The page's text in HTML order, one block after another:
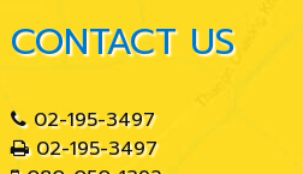
CONTACT US
02-195-3497
02-195-3497